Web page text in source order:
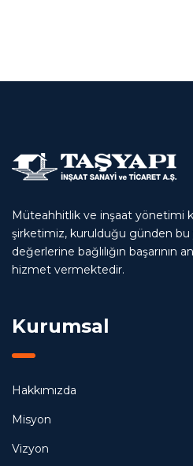
Müteahhitlik ve inşaat yönetimi
şirketimiz, kurulduğu günden
değerlerine bağlılığın başarının
hizmet vermektedir.
Kurumsal
Hakkımızda
Misyon
Vizyon